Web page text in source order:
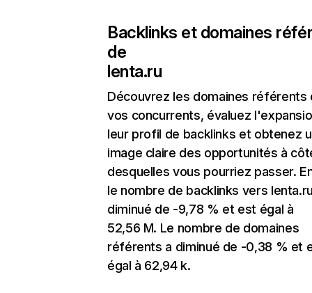
Backlinks et domaines
de
lenta.ru
Découvrez les domaines référents
vos concurrents, évaluez
leur profil de backlinks et obtenez
image claire des opportunités à
desquelles vous pourriez passer.
le nombre de backlinks vers
diminué de -9,78 % et est égal à
52,56 M. Le nombre de domaines
référents a diminué de -0,38 % et
égal à 62,94 k.